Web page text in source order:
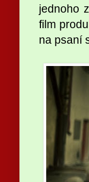
jednoho
film
na psaní